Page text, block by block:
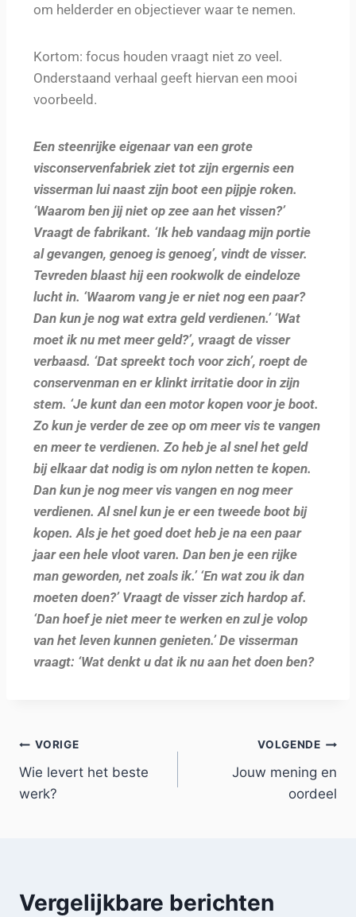
om helderder en objectiever waar te nemen.
Kortom: focus houden vraagt niet zo veel.
Onderstaand verhaal geeft hiervan een mooi
voorbeeld.
Een steenrijke eigenaar van een grote
visconservenfabriek ziet tot zijn ergernis een
visserman lui naast zijn boot een pijpje roken.
‘Waarom ben jij niet op zee aan het vissen?’
Vraagt de fabrikant. ‘Ik heb vandaag mijn portie
al gevangen, genoeg is genoeg’, vindt de visser.
Tevreden blaast hij een rookwolk de eindeloze
lucht in. ‘Waarom vang je er niet nog een paar?
Dan kun je nog wat extra geld verdienen.’ ‘Wat
moet ik nu met meer geld?’, vraagt de visser
verbaasd. ‘Dat spreekt toch voor zich’, roept de
conservenman en er klinkt irritatie door in zijn
stem. ‘Je kunt dan een motor kopen voor je boot.
Zo kun je verder de zee op om meer vis te vangen
en meer te verdienen. Zo heb je al snel het geld
bij elkaar dat nodig is om nylon netten te kopen.
Dan kun je nog meer vis vangen en nog meer
verdienen. Al snel kun je er een tweede boot bij
kopen. Als je het goed doet heb je na een paar
jaar een hele vloot varen. Dan ben je een rijke
man geworden, net zoals ik.’ ‘En wat zou ik dan
moeten doen?’ Vraagt de visser zich hardop af.
‘Dan hoef je niet meer te werken en zul je volop
van het leven kunnen genieten.’ De visserman
vraagt: ‘Wat denkt u dat ik nu aan het doen ben?
VORIGE
Wie levert het beste
werk?
VOLGENDE
Jouw mening en
oordeel
Vergelijkbare berichten